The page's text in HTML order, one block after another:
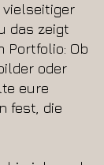
vielseitiger
das zeigt
Portfolio: Ob
oder
eure
fest, die